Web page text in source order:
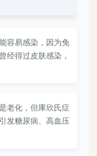
容易感染，因为免
经得过皮肤感染，
老化，但庫欣氏症
发糖尿病、高血压